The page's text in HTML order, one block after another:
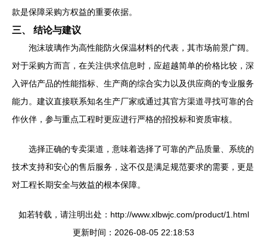
款是保障采购方权益的重要依据。
三、 结论与建议
泡沫玻璃作为高性能防火保温材料的代表，其市场前景广阔。
对于采购方而言，在关注供求信息时，应超越简单的价格比较，深
入评估产品的性能指标、生产商的综合实力以及供应商的专业服务
能力。建议直接联系知名生产厂家或通过其官方渠道寻找可靠的合
作伙伴，参与重点工程时更应进行严格的招投标和资质审核。
选择正确的专卖渠道，意味着选择了可靠的产品质量、系统的
技术支持和安心的售后服务，这不仅是满足规范要求的需要，更是
对工程长期安全与效益的根本保障。
如若转载，请注明出处：http://www.xlbwjc.com/product/1.html
更新时间：2026-08-05 22:18:53